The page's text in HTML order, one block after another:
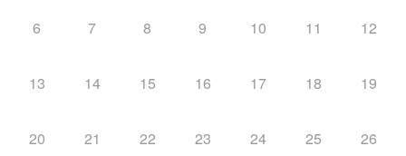
6 7 8 9 10 11 12
13 14 15 16 17 18 19
20 21 22 23 24 25 26